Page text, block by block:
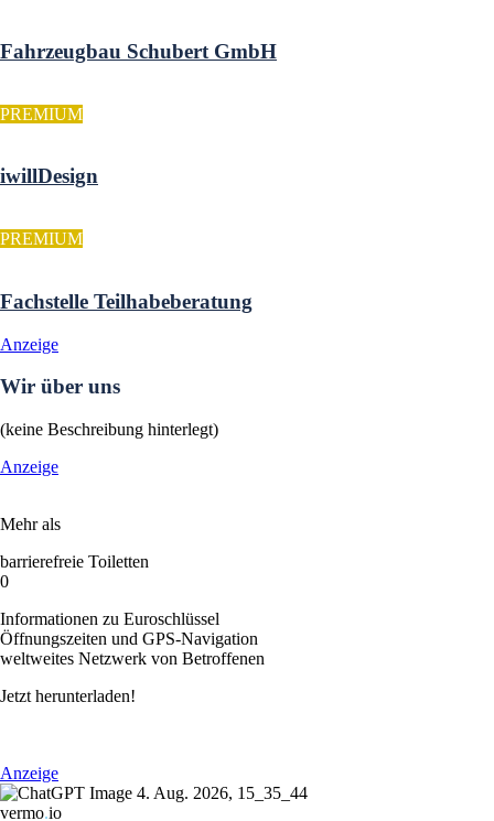
Fahrzeugbau Schubert GmbH
PREMIUM
iwillDesign
PREMIUM
Fachstelle Teilhabeberatung
Anzeige
Wir über uns
(keine Beschreibung hinterlegt)
Anzeige
Mehr als
barrierefreie Toiletten
0
Informationen zu Euroschlüssel
Öffnungszeiten und GPS-Navigation
weltweites Netzwerk von Betroffenen
Jetzt herunterladen!
Anzeige
vermo.io